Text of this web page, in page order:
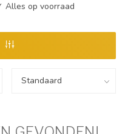
Alles op voorraad